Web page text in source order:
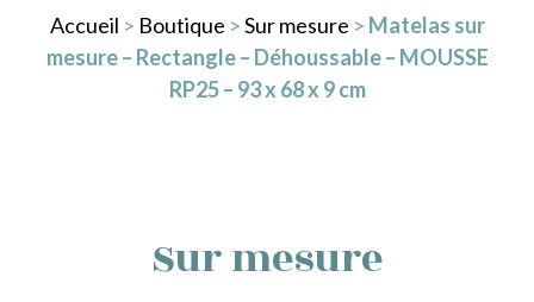
Accueil > Boutique >Sur mesure > Matelas sur
mesure – Rectangle – Déhoussable – MOUSSE
RP25 – 93 x 68 x 9 cm
Sur mesure